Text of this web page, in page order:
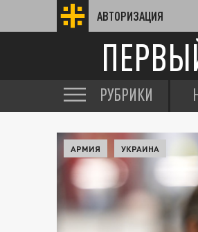
АВТОРИЗАЦИЯ
РУБРИКИ
АРМИЯ УКРАИНА